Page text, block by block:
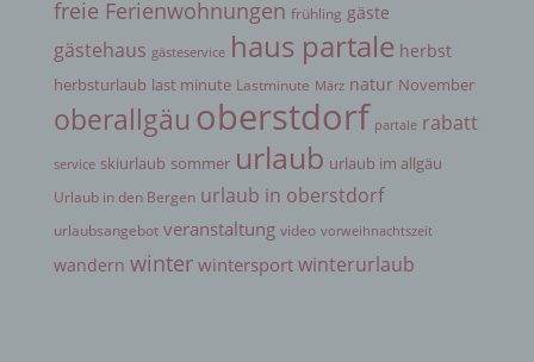
freie Ferienwohnungen frühling gäste
gästehaus gästeservice haus partale herbst
herbsturlaub last minute Lastminute März natur November
oberallgäu oberstdorf partale rabatt
service skiurlaub sommer urlaub urlaub im allgäu
Urlaub in den Bergen urlaub in oberstdorf
urlaubsangebot veranstaltung video vorweihnachtszeit
wandern winter wintersport winterurlaub
Verantwortlicher ist die natürliche oder juristische
Person, Behörde, Einrichtung oder andere Stelle,
die allein oder gemeinsam mit anderen über die
Zwecke und Mittel der Verarbeitung von
personenbezogenen Daten entscheidet. Sind die
Zwecke und Mittel dieser Verarbeitung durch das
Unionsrecht oder das Recht der Mitgliedstaaten
vorgegeben, so kann der Verantwortliche
beziehungsweise können die bestimmten Kriterien
seiner Benennung nach dem Unionsrecht oder
dem Recht der Mitgliedstaaten vorgesehen